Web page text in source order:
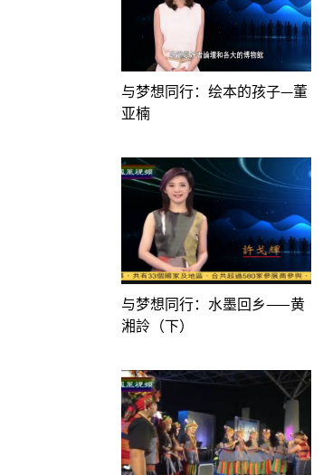
与梦想同行：绘本的孩子—董
亚楠
与梦想同行：水墨回乡——黄
湘詅（下）